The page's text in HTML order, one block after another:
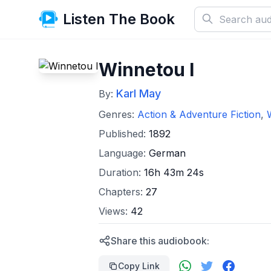
Listen The Book
Winnetou I
By: Karl May
Genres: Action & Adventure Fiction,
Published: 1892
Language: German
Duration: 16h 43m 24s
Chapters: 27
Views: 42
Share this audiobook:
Copy Link